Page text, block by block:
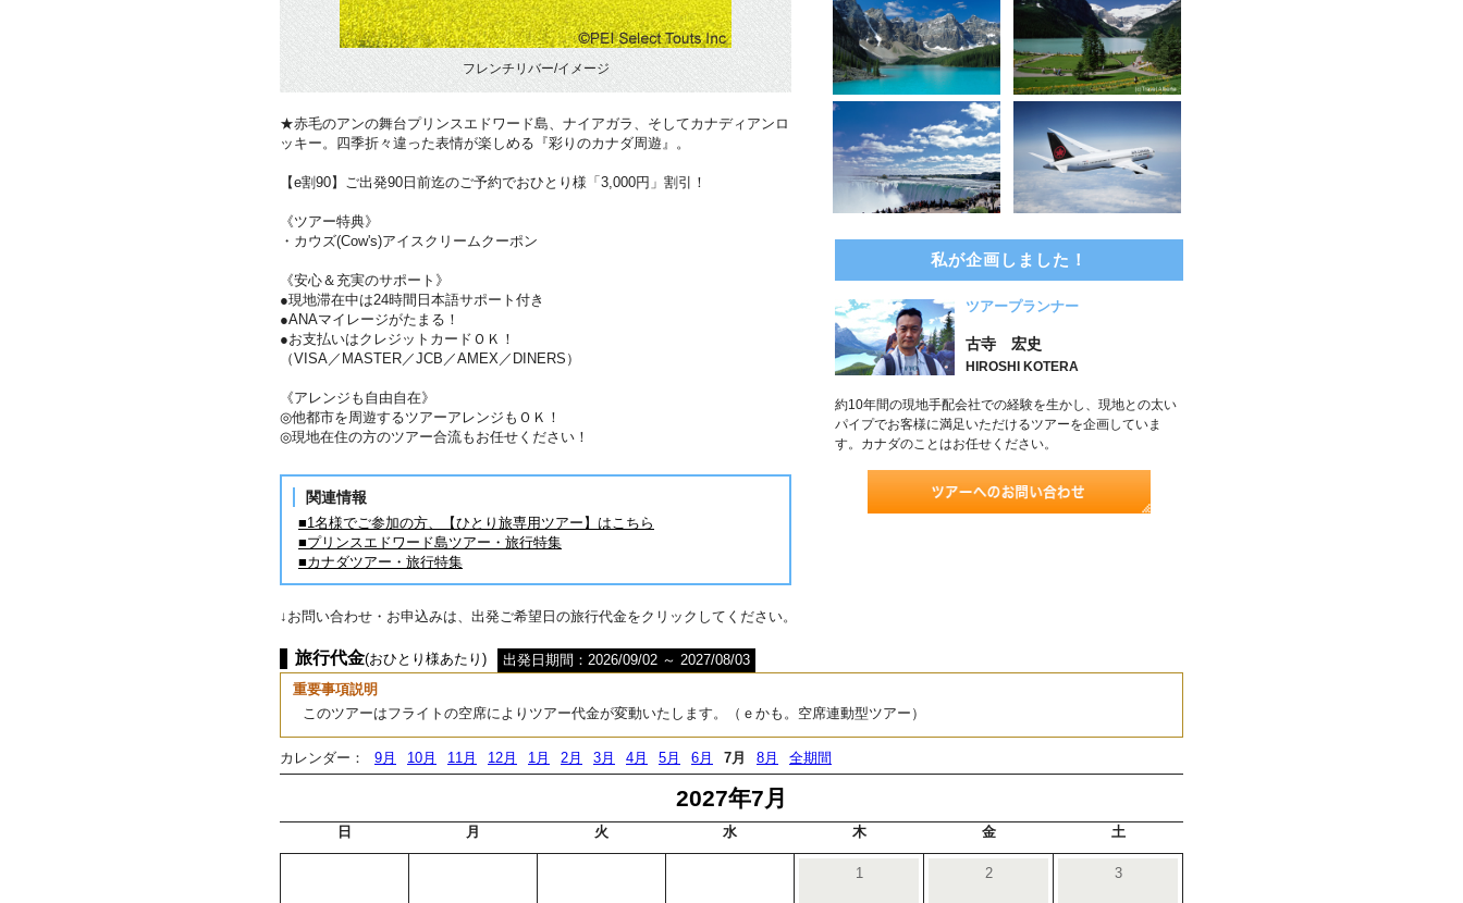
フレンチリバー/イメージ
★赤毛のアンの舞台プリンスエドワード島、ナイアガラ、そしてカナディアンロ
ッキー。四季折々違った表情が楽しめる『彩りのカナダ周遊』。
【e割90】ご出発90日前迄のご予約でおひとり様「3,000円」割引！
《ツアー特典》
・カウズ(Cow's)アイスクリームクーポン
《安心＆充実のサポート》
●現地滞在中は24時間日本語サポート付き
●ANAマイレージがたまる！
●お支払いはクレジットカードＯＫ！
（VISA／MASTER／JCB／AMEX／DINERS）
《アレンジも自由自在》
◎他都市を周遊するツアーアレンジもＯＫ！
◎現地在住の方のツアー合流もお任せください！
関連情報
■1名様でご参加の方、【ひとり旅専用ツアー】はこちら
■プリンスエドワード島ツアー・旅行特集
■カナダツアー・旅行特集
私が企画しました！
ツアープランナー
古寺 宏史
HIROSHI KOTERA
約10年間の現地手配会社での経験を生かし、現地との太い
パイプでお客様に満足いただけるツアーを企画していま
す。カナダのことはお任せください。
↓お問い合わせ・お申込みは、出発ご希望日の旅行代金をクリックしてください。
旅行代金(おひとり様あたり)
出発日期間：2026/09/02 ～ 2027/08/03
重要事項説明
このツアーはフライトの空席によりツアー代金が変動いたします。（ｅかも。空席連動型ツアー）
カレンダー： 9月 10月 11月 12月 1月 2月 3月 4月 5月 6月 7月 8月 全期間
2027年7月
日 月 火 水 木 金 土
1 2 3